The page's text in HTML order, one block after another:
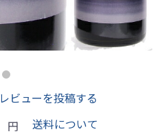
レビューを投稿する
円
送料について